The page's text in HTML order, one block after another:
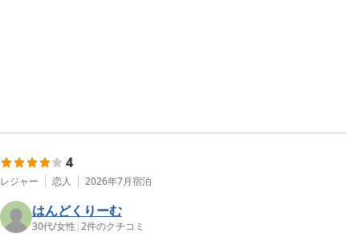
4
レジャー 恋人 2026年7月宿泊
はんどくりーむ
30代/女性 |2件のクチコミ